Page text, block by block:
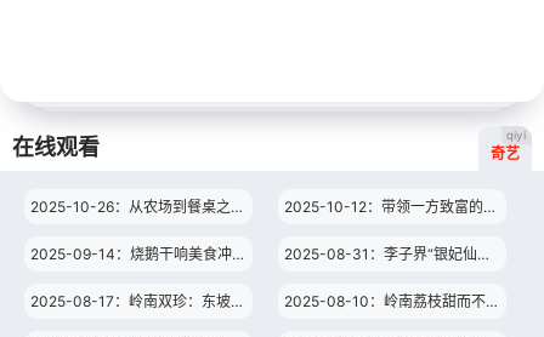
在线观看 奇艺
qiyi
2025-10-26：从农场到餐桌之20251026 2025-10-12：带领一方致富的金瓜瓜 衍生产品更是琳琅满目
2025-09-14：烧鹅干响美食冲锋号 骨小肉多成粤菜经典 2025-08-31：李子界“银妃仙子”三华李 酸甜交织让人魂牵梦萦
2025-08-17：岭南双珍：东坡腊肉的烟熏岁月与腐竹的豆香阳光 2025-08-10：岭南荔枝甜而不腻 舌尖上的夏日糖丸